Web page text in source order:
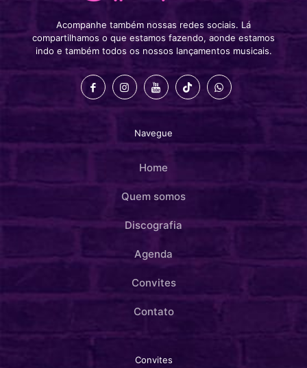
Acompanhe também nossas redes sociais. Lá
compartilhamos o que estamos fazendo, aonde estamos
indo e também todos os nossos lançamentos musicais.
Navegue
Home
Quem somos
Discografia
Agenda
Convites
Contato
Convites